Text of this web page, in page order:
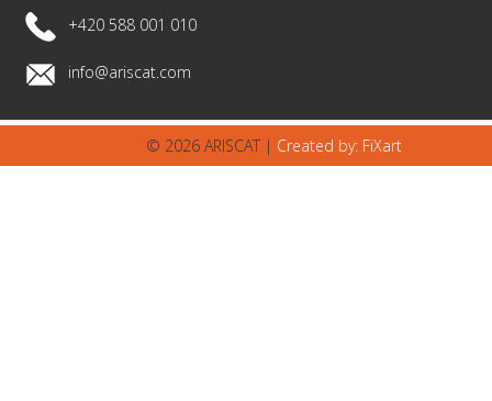
+420 588 001 010
info@ariscat.com
© 2026 ARISCAT | Created by: FiXart